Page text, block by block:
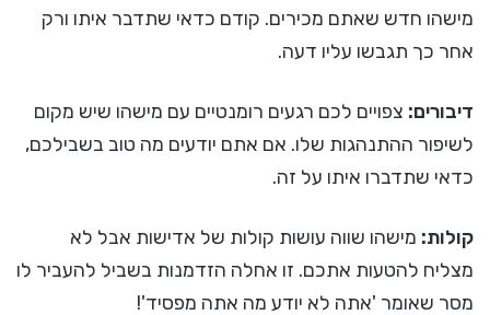
מישהו חדש שאתם מכירים. קודם כדאי שתדבר איתו ורק
אחר כך תגבשו עליו דעה.
דיבורים: צפויים לכם רגעים רומנטיים עם מישהו שיש מקום
לשיפור ההתנהגות שלו. אם אתם יודעים מה טוב בשבילכם,
כדאי שתדברו איתו על זה.
קולות: מישהו שווה עושות קולות של אדישות אבל לא
מצליח להטעות אתכם. זו אחלה הזדמנות בשביל להעביר לו
מסר שאומר 'אתה לא יודע מה אתה מפסיד'!